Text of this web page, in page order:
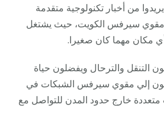
من أخبار تكنولوجية متقدمة
مقوي سيرفس الكويت، حيث يشتغل
مكان مهما كان صغيرا.
التنقل والترحال ويفضلون حياة
إلي مقوي سيرفس الشبكات في
خارج حدود المدن للتواصل مع